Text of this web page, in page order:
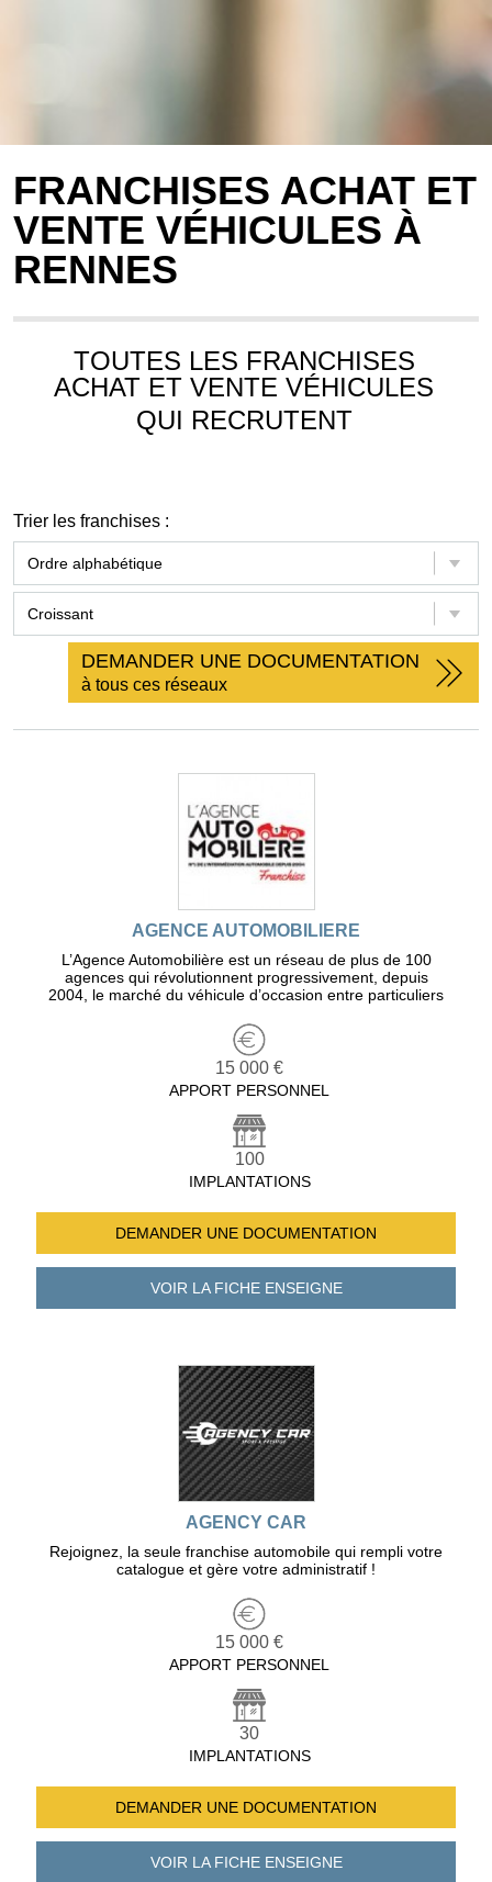
FRANCHISES ACHAT ET
VENTE VÉHICULES À
RENNES
TOUTES LES FRANCHISES
ACHAT ET VENTE VÉHICULES
QUI RECRUTENT
Trier les franchises :
DEMANDER UNE DOCUMENTATION
à tous ces réseaux
AGENCE AUTOMOBILIERE
L’Agence Automobilière est un réseau de plus de 100
agences qui révolutionnent progressivement, depuis
2004, le marché du véhicule d’occasion entre particuliers
15 000 €
APPORT PERSONNEL
100
IMPLANTATIONS
DEMANDER UNE DOCUMENTATION
VOIR LA FICHEENSEIGNE
AGENCY CAR
Rejoignez, la seule franchise automobile qui rempli votre
catalogue et gère votre administratif !
15 000 €
APPORT PERSONNEL
30
IMPLANTATIONS
DEMANDER UNE DOCUMENTATION
VOIR LA FICHEENSEIGNE